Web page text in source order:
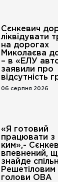
Сєнкевич
ліквідувати
на дорогах
Миколаєва
– в «ЕЛУ
заявили про
відсутність
06 серпня 2026
«Я готовий
працювати з
ким»,-
впевнений,
знайде
Решетіловим
голови ОВА